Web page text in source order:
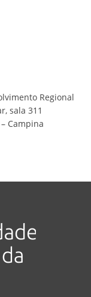
Regional
sala 311
Campina